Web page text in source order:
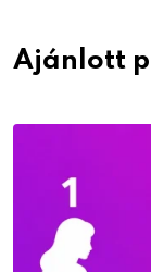
Ajánlott